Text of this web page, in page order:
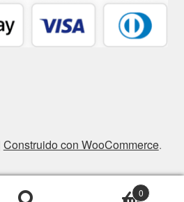
Construido con WooCommerce.
0